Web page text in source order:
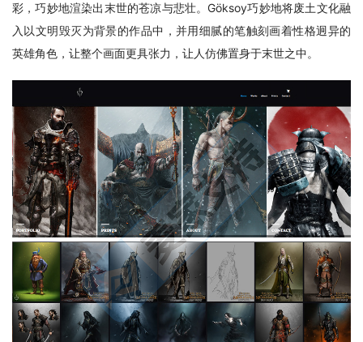
彩，巧妙地渲染出末世的苍凉与悲壮。Göksoy巧妙地将废土文化融
入以文明毁灭为背景的作品中，并用细腻的笔触刻画着性格迥异的
英雄角色，让整个画面更具张力，让人仿佛置身于末世之中。